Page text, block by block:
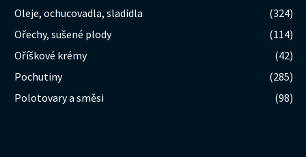
Oleje, ochucovadla, sladidla
(324)
Ořechy, sušené plody
(114)
Oříškové krémy
(42)
Pochutiny
(285)
Polotovary a směsi
(98)